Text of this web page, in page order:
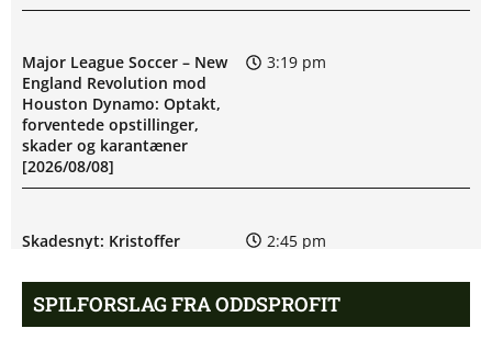
Major League Soccer – New
England Revolution mod
Houston Dynamo: Optakt,
forventede opstillinger,
skader og karantæner
[2026/08/08]
3:19 pm
Skadesnyt: Kristoffer
2:45 pm
SPILFORSLAG FRA ODDSPROFIT